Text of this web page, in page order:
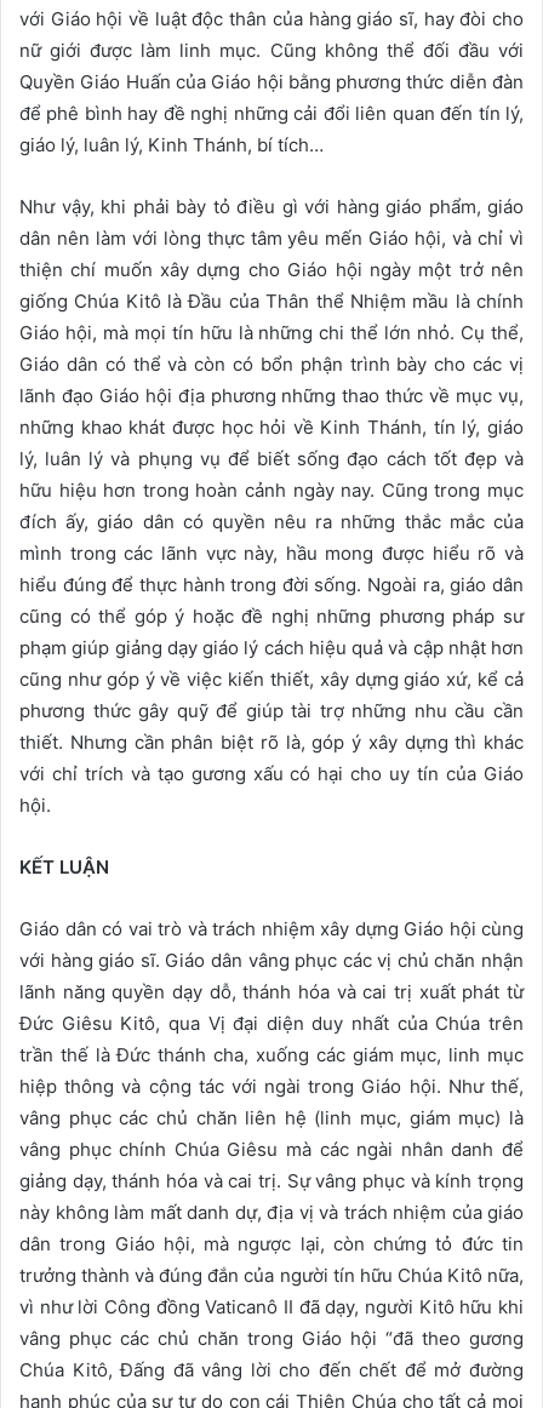
với Giáo hội về luật độc thân của hàng giáo sĩ, hay đòi cho
nữ giới được làm linh mục. Cũng không thể đối đầu với
Quyền Giáo Huấn của Giáo hội bằng phương thức diễn đàn
để phê bình hay đề nghị những cải đổi liên quan đến tín lý,
giáo lý, luân lý, Kinh Thánh, bí tích…
Như vậy, khi phải bày tỏ điều gì với hàng giáo phẩm, giáo
dân nên làm với lòng thực tâm yêu mến Giáo hội, và chỉ vì
thiện chí muốn xây dựng cho Giáo hội ngày một trở nên
giống Chúa Kitô là Đầu của Thân thể Nhiệm mầu là chính
Giáo hội, mà mọi tín hữu là những chi thể lớn nhỏ. Cụ thể,
Giáo dân có thể và còn có bổn phận trình bày cho các vị
lãnh đạo Giáo hội địa phương những thao thức về mục vụ,
những khao khát được học hỏi về Kinh Thánh, tín lý, giáo
lý, luân lý và phụng vụ để biết sống đạo cách tốt đẹp và
hữu hiệu hơn trong hoàn cảnh ngày nay. Cũng trong mục
đích ấy, giáo dân có quyền nêu ra những thắc mắc của
mình trong các lãnh vực này, hầu mong được hiểu rõ và
hiểu đúng để thực hành trong đời sống. Ngoài ra, giáo dân
cũng có thể góp ý hoặc đề nghị những phương pháp sư
phạm giúp giảng dạy giáo lý cách hiệu quả và cập nhật hơn
cũng như góp ý về việc kiến thiết, xây dựng giáo xứ, kể cả
phương thức gây quỹ để giúp tài trợ những nhu cầu cần
thiết. Nhưng cần phân biệt rõ là, góp ý xây dựng thì khác
với chỉ trích và tạo gương xấu có hại cho uy tín của Giáo
hội.
KẾT LUẬN
Giáo dân có vai trò và trách nhiệm xây dựng Giáo hội cùng
với hàng giáo sĩ. Giáo dân vâng phục các vị chủ chăn nhận
lãnh năng quyền dạy dỗ, thánh hóa và cai trị xuất phát từ
Đức Giêsu Kitô, qua Vị đại diện duy nhất của Chúa trên
trần thế là Đức thánh cha, xuống các giám mục, linh mục
hiệp thông và cộng tác với ngài trong Giáo hội. Như thế,
vâng phục các chủ chăn liên hệ (linh mục, giám mục) là
vâng phục chính Chúa Giêsu mà các ngài nhân danh để
giảng dạy, thánh hóa và cai trị. Sự vâng phục và kính trọng
này không làm mất danh dự, địa vị và trách nhiệm của giáo
dân trong Giáo hội, mà ngược lại, còn chứng tỏ đức tin
trưởng thành và đúng đắn của người tín hữu Chúa Kitô nữa,
vì như lời Công đồng Vaticanô II đã dạy, người Kitô hữu khi
vâng phục các chủ chăn trong Giáo hội “đã theo gương
Chúa Kitô, Đấng đã vâng lời cho đến chết để mở đường
hạnh phúc của sự tự do con cái Thiên Chúa cho tất cả mọi